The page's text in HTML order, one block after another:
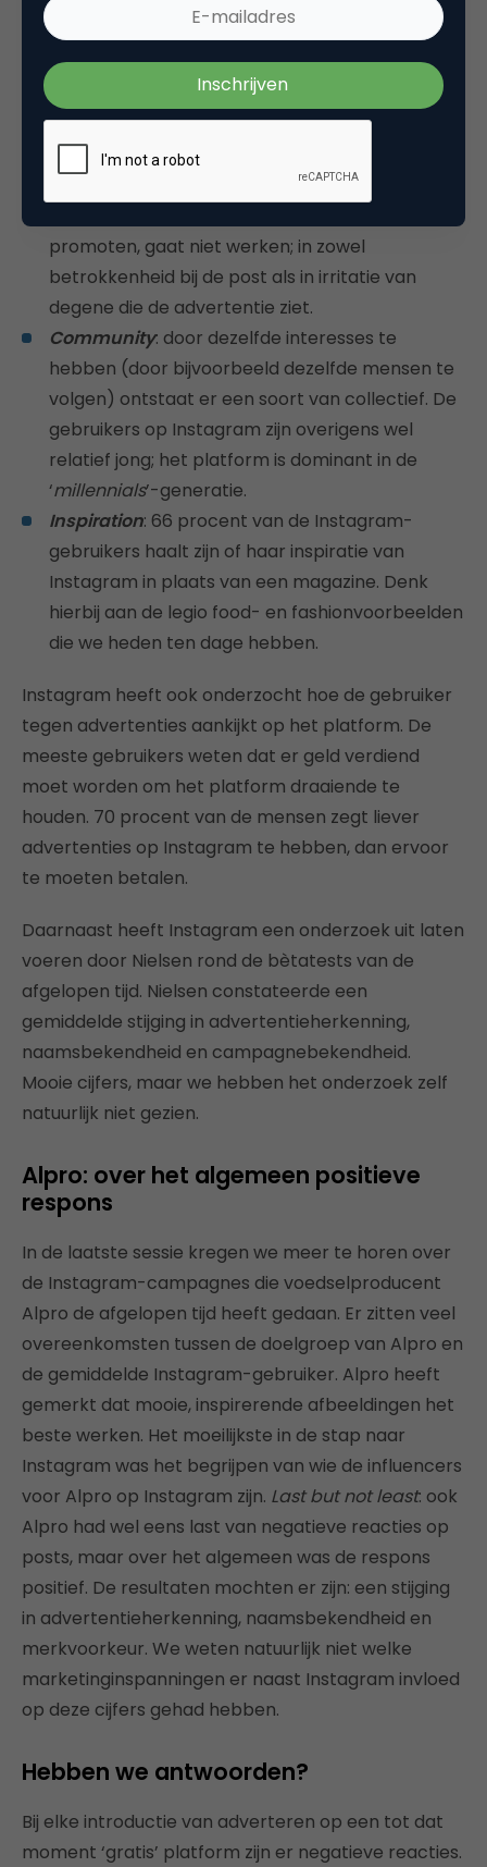
Instagram is een nieuw thuis voor creativiteit.
Gebruikers uiten zich op nieuwe manieren, de
afbeeldingen stimuleren de verbeelding en laten
gebruikers nieuwe en inspirerende dingen
ontdekken. Creativiteit in content is hierin heel
belangrijk. Simpelweg de uiting die je ook
promoten, gaat niet werken; in zowel
betrokkenheid bij de post als in irritatie van
degene die de advertentie ziet.
Community: door dezelfde interesses te
hebben (door bijvoorbeeld dezelfde mensen te
volgen) ontstaat er een soort van collectief. De
gebruikers op Instagram zijn overigens wel
relatief jong; het platform is dominant in de
‘millennials’-generatie.
Inspiration: 66 procent van de Instagram-
gebruikers haalt zijn of haar inspiratie van
Instagram in plaats van een magazine. Denk
hierbij aan de legio food- en fashionvoorbeelden
die we heden ten dage hebben.
Instagram heeft ook onderzocht hoe de gebruiker
tegen advertenties aankijkt op het platform. De
meeste gebruikers weten dat er geld verdiend
moet worden om het platform draaiende te
houden. 70 procent van de mensen zegt liever
advertenties op Instagram te hebben, dan ervoor
te moeten betalen.
Daarnaast heeft Instagram een onderzoek uit laten
voeren door Nielsen rond de bètatests van de
afgelopen tijd. Nielsen constateerde een
gemiddelde stijging in advertentieherkenning,
naamsbekendheid en campagnebekendheid.
Mooie cijfers, maar we hebben het onderzoek zelf
natuurlijk niet gezien.
Alpro: over het algemeen positieve
respons
In de laatste sessie kregen we meer te horen over
de Instagram-campagnes die voedselproducent
Alpro de afgelopen tijd heeft gedaan. Er zitten veel
overeenkomsten tussen de doelgroep van Alpro en
de gemiddelde Instagram-gebruiker. Alpro heeft
gemerkt dat mooie, inspirerende afbeeldingen het
beste werken. Het moeilijkste in de stap naar
Instagram was het begrijpen van wie de influencers
voor Alpro op Instagram zijn. Last but not least: ook
Alpro had wel eens last van negatieve reacties op
posts, maar over het algemeen was de respons
positief. De resultaten mochten er zijn: een stijging
in advertentieherkenning, naamsbekendheid en
merkvoorkeur. We weten natuurlijk niet welke
marketinginspanningen er naast Instagram invloed
op deze cijfers gehad hebben.
Hebben we antwoorden?
Bij elke introductie van adverteren op een tot dat
moment ‘gratis’ platform zijn er negatieve reacties.